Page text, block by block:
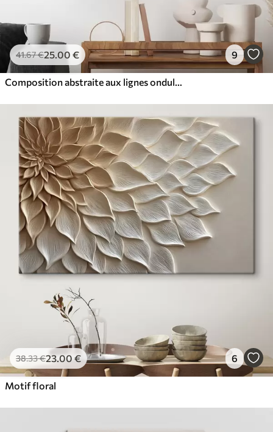
41.67€25.00 € 9
Composition abstraite aux lignes ondulées dynamiques, dans une palette de tons brun terre cuite
38.33€23.00 € 6
Motif floral